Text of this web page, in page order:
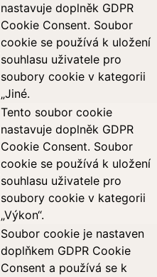
nastavuje doplněk GDPR
Cookie Consent. Soubor
cookie se používá k uložení
souhlasu uživatele pro
soubory cookie v kategorii
„Jiné.
Tento soubor cookie
nastavuje doplněk GDPR
Cookie Consent. Soubor
cookie se používá k uložení
souhlasu uživatele pro
soubory cookie v kategorii
„Výkon“.
Soubor cookie je nastaven
doplňkem GDPR Cookie
Consent a používá se k